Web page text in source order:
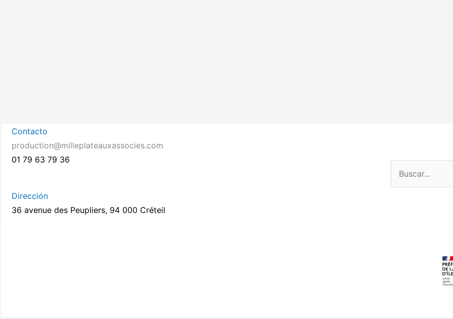
Contacto
production@milleplateauxassocies.com
01 79 63 79 36
Dirección
36 avenue des Peupliers, 94 000 Créteil